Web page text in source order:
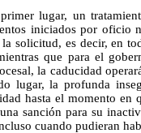
lugar, un
iniciados por oficio
solicitud, es decir, en
que para el
la caducidad
lugar, la profunda
hasta el momento en
sanción para su
cuando pudieran